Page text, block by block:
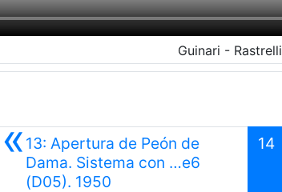
Guinari - Rastrelli
«13: Apertura de Peón de
Dama. Sistema con …e6
(D05). 1950Anterior
14